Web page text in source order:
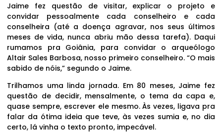
Jaime fez questão de visitar, explicar o projeto e
convidar pessoalmente cada conselheiro e cada
conselheira (até a doença agravar, nos seus últimos
meses de vida, nunca abriu mão dessa tarefa). Daqui
rumamos pra Goiânia, para convidar o arqueólogo
Altair Sales Barbosa, nosso primeiro conselheiro. “O mais
sabido de nóis,” segundo o Jaime.
Trilhamos uma linda jornada. Em 80 meses, Jaime fez
questão de decidir, mensalmente, o tema da capa e,
quase sempre, escrever ele mesmo. Às vezes, ligava pra
falar da ótima ideia que teve, às vezes sumia e, no dia
certo, lá vinha o texto pronto, impecável.